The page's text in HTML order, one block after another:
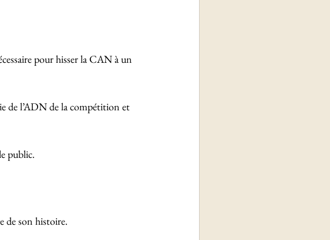
pour hisser la CAN à un
de l’ADN de la compétition et
public.
de son histoire.